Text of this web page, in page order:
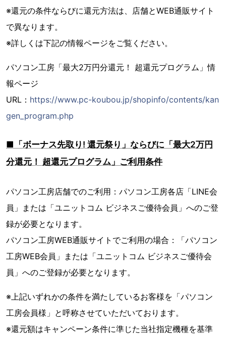
※還元の条件ならびに還元方法は、店舗とWEB通販サイト
で異なります。
※詳しくは下記の情報ページをご覧ください。
パソコン工房「最大2万円分還元！ 超還元プログラム」情
報ページ
URL： https://www.pc-koubou.jp/shopinfo/contents/kan
gen_program.php
■「ボーナス先取り! 還元祭り」ならびに「最大2万円
分還元！ 超還元プログラム」ご利用条件
パソコン工房店舗でのご利用：パソコン工房各店「LINE会
員」または「ユニットコム ビジネスご優待会員」へのご登
録が必要となります。
パソコン工房WEB通販サイトでご利用の場合：「パソコン
工房WEB会員」または「ユニットコム ビジネスご優待会
員」へのご登録が必要となります。
※上記いずれかの条件を満たしているお客様を「パソコン
工房会員様」と呼称させていただいております。
※還元額はキャンペーン条件に準じた当社指定機種を基準